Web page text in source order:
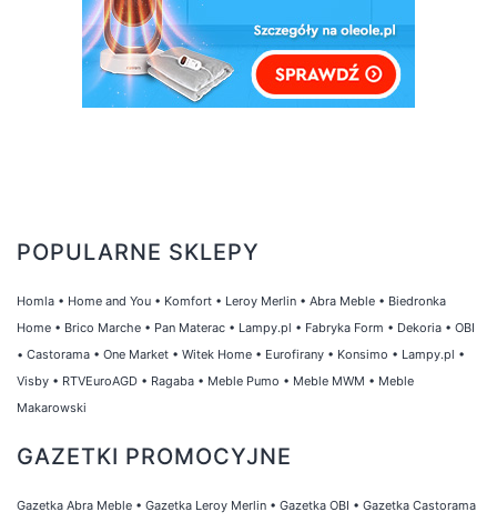
POPULARNE SKLEPY
Homla • Home and You • Komfort • Leroy Merlin • Abra Meble • Biedronka
Home • Brico Marche • Pan Materac • Lampy.pl • Fabryka Form • Dekoria • OBI
• Castorama • One Market • Witek Home • Eurofirany • Konsimo • Lampy.pl •
Visby • RTVEuroAGD • Ragaba • Meble Pumo • Meble MWM • Meble
Makarowski
GAZETKI PROMOCYJNE
Gazetka Abra Meble • Gazetka Leroy Merlin • Gazetka OBI • Gazetka Castorama